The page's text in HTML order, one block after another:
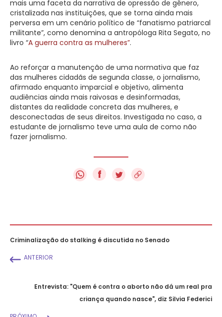
mais uma faceta da narrativa de opressão de gênero,
cristalizada nas instituições, que se torna ainda mais
perversa em um cenário político de “fanatismo patriarcal
militante”, como denomina a antropóloga Rita Segato, no
livro “A guerra contra as mulheres”.
Ao reforçar a manutenção de uma normativa que faz
das mulheres cidadãs de segunda classe, o jornalismo,
afirmado enquanto imparcial e objetivo, alimenta
audiências ainda mais raivosas e desinformadas,
distantes da realidade concreta das mulheres, e
desconectadas de seus direitos. Investigada no caso, a
estudante de jornalismo teve uma aula de como não
fazer jornalismo.
f
Criminalização do stalking é discutida no Senado
ANTERIOR
Entrevista: "Quem é contra o aborto não dá um real pra
criança quando nasce", diz Silvia Federici